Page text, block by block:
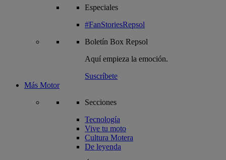
Especiales
#FanStoriesRepsol
Boletín Box Repsol
Aquí empieza la emoción.
Suscríbete
Más Motor
Secciones
Tecnología
Vive tu moto
Cultura Motera
De leyenda